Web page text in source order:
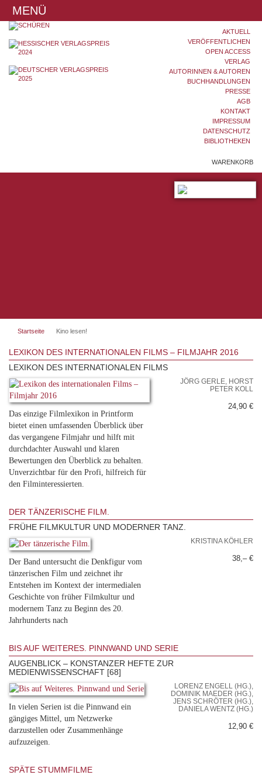
MENÜ
AKTUELL
VERÖFFENTLICHEN
OPEN ACCESS
VERLAG
AUTORINNEN & AUTOREN
BUCHHANDLUNGEN
PRESSE
AGB
KONTAKT
IMPRESSUM
DATENSCHUTZ
BIBLIOTHEKEN
WARENKORB
Startseite Kino lesen!
LEXIKON DES INTERNATIONALEN FILMS – FILMJAHR 2016
LEXIKON DES INTERNATIONALEN FILMS
Das einzige Filmlexikon in Printform
bietet einen umfassenden Überblick über
das vergangene Filmjahr und hilft mit
durchdachter Auswahl und klaren
Bewertungen den Überblick zu behalten.
Unverzichtbar für den Profi, hilfreich für
den Filminteressierten.
JÖRG GERLE, HORST
PETER KOLL
24,90 €
DER TÄNZERISCHE FILM.
FRÜHE FILMKULTUR UND MODERNER TANZ.
Der Band untersucht die Denkfigur vom
tänzerischen Film und zeichnet ihr
Entstehen im Kontext der intermedialen
Geschichte von früher Filmkultur und
modernem Tanz zu Beginn des 20.
Jahrhunderts nach
KRISTINA KÖHLER
38,– €
BIS AUF WEITERES. PINNWAND UND SERIE
AUGENBLICK – KONSTANZER HEFTE ZUR
MEDIENWISSENSCHAFT [68]
In vielen Serien ist die Pinnwand ein
gängiges Mittel, um Netzwerke
darzustellen oder Zusammenhänge
aufzuzeigen.
LORENZ ENGELL (HG.),
DOMINIK MAEDER (HG.),
JENS SCHRÖTER (HG.),
DANIELA WENTZ (HG.)
12,90 €
SPÄTE STUMMFILME